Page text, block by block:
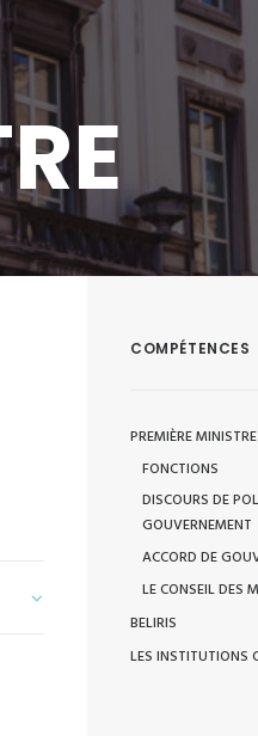
COMPÉTENCES
PREMIÈRE MINISTRE
FONCTIONS
DISCOURS DE
GOUVERNEMENT
ACCORD DE
LE CONSEIL DES
BELIRIS
LES INSTITUTIONS